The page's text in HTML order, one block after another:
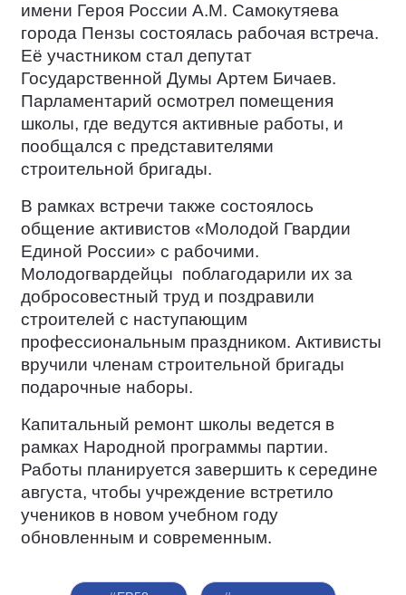
имени Героя России А.М. Самокутяева
города Пензы состоялась рабочая встреча.
Её участником стал депутат
Государственной Думы Артем Бичаев.
Парламентарий осмотрел помещения
школы, где ведутся активные работы, и
пообщался с представителями
строительной бригады.
В рамках встречи также состоялось
общение активистов «Молодой Гвардии
Единой России» с рабочими.
Молодогвардейцы поблагодарили их за
добросовестный труд и поздравили
строителей с наступающим
профессиональным праздником. Активисты
вручили членам строительной бригады
подарочные наборы.
Капитальный ремонт школы ведется в
рамках Народной программы партии.
Работы планируется завершить к середине
августа, чтобы учреждение встретило
учеников в новом учебном году
обновленным и современным.